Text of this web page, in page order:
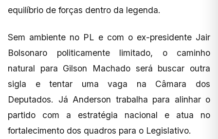
equilíbrio de forças dentro da legenda.
Sem ambiente no PL e com o ex-presidente Jair
Bolsonaro politicamente limitado, o caminho
natural para Gilson Machado será buscar outra
sigla e tentar uma vaga na Câmara dos
Deputados. Já Anderson trabalha para alinhar o
partido com a estratégia nacional e atua no
fortalecimento dos quadros para o Legislativo.